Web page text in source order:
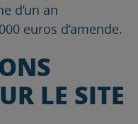
d’un an
euros d’amende.
LE SITE